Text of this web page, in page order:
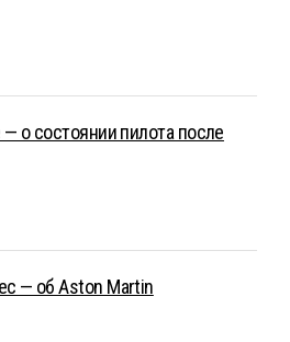
о состоянии пилота после
— об Aston Martin